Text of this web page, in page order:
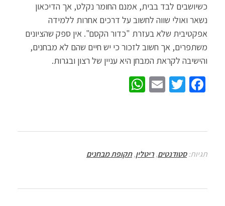
כשיושבים לבד בבית, אמנם החומר נקלט, אך הדיכאון
נשאר ואולי שווה לחשוב על דרכים אחרות ללמידה
אפקטיבית שלא בעזרת "כדור הקסם". אין ספק שהציונים
משתפרים, אך חשוב לזכור כי יש חיים שהם לא מבחנים,
והישיבה לקראת המבחן היא עניין של רצון ובגרות.
Fa
o
o
k
T
er
E
sA
p
p
תגיות:סטודנטים,ריטלין,תקופת מבחנים